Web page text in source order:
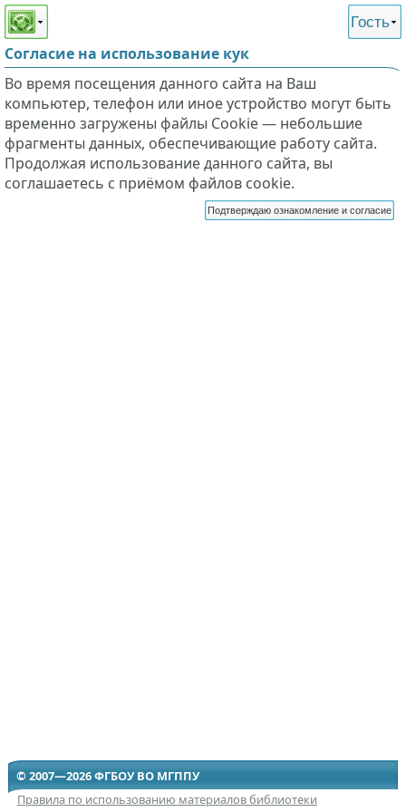
Этот сайт поддерживает
слабовидящих
Гость
Согласие на использование кук
Во время посещения данного сайта на Ваш
компьютер, телефон или иное устройство могут быть
временно загружены файлы Cookie — небольшие
фрагменты данных, обеспечивающие работу сайта.
Продолжая использование данного сайта, вы
соглашаетесь с приёмом файлов cookie.
Подтверждаю ознакомление и согласие
© 2007—2026 ФГБОУ ВО МГППУ
Правила по использованию материалов библиотеки